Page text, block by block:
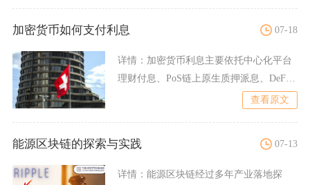
加密货币如何支付利息 07-18
详情： 加密货币利息主要依托中心化平台
理财付息、PoS链上原生质押派息、DeFi
查看原文
能源区块链的探索与实践 07-13
详情： 能源区块链经过多年产业落地探